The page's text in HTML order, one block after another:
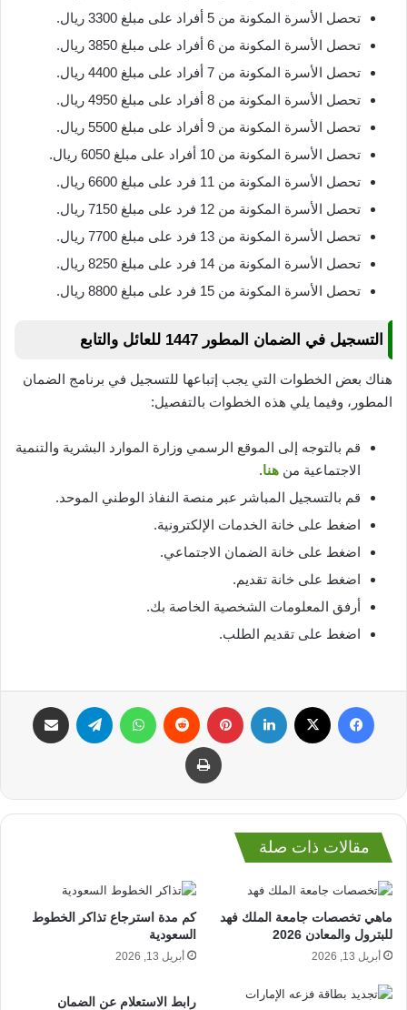
تحصل الأسرة المكونة من 5 أفراد على مبلغ 3300 ريال.
تحصل الأسرة المكونة من 6 أفراد على مبلغ 3850 ريال.
تحصل الأسرة المكونة من 7 أفراد على مبلغ 4400 ريال.
تحصل الأسرة المكونة من 8 أفراد على مبلغ 4950 ريال.
تحصل الأسرة المكونة من 9 أفراد على مبلغ 5500 ريال.
تحصل الأسرة المكونة من 10 أفراد على مبلغ 6050 ريال.
تحصل الأسرة المكونة من 11 فرد على مبلغ 6600 ريال.
تحصل الأسرة المكونة من 12 فرد على مبلغ 7150 ريال.
تحصل الأسرة المكونة من 13 فرد على مبلغ 7700 ريال.
تحصل الأسرة المكونة من 14 فرد على مبلغ 8250 ريال.
تحصل الأسرة المكونة من 15 فرد على مبلغ 8800 ريال.
التسجيل في الضمان المطور 1447 للعائل والتابع
هناك بعض الخطوات التي يجب إتباعها للتسجيل في برنامج الضمان
المطور، وفيما يلي هذه الخطوات بالتفصيل:
قم بالتوجه إلى الموقع الرسمي وزارة الموارد البشرية والتنمية
الاجتماعية من هنا.
قم بالتسجيل المباشر عبر منصة النفاذ الوطني الموحد.
اضغط على خانة الخدمات الإلكترونية.
اضغط على خانة الضمان الاجتماعي.
اضغط على خانة تقديم.
أرفق المعلومات الشخصية الخاصة بك.
اضغط على تقديم الطلب.
فيسبوك لينكدإن بينتيريست واتساب تيلقرام
طباعة
مقالات ذات صلة
ماهي تخصصات جامعة الملك فهد
للبترول والمعادن 2026
أبريل 13, 2026
كم مدة استرجاع تذاكر الخطوط
السعودية
أبريل 13, 2026
رابط الاستعلام عن الضمان